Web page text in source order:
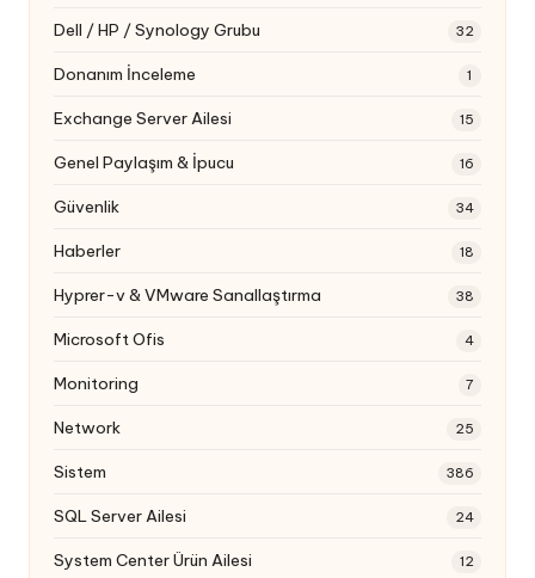
Dell / HP / Synology Grubu 32
Donanım İnceleme 1
Exchange Server Ailesi 15
Genel Paylaşım & İpucu 16
Güvenlik 34
Haberler 18
Hyprer-v & VMware Sanallaştırma 38
Microsoft Ofis 4
Monitoring 7
Network 25
Sistem 386
SQL Server Ailesi 24
System Center Ürün Ailesi 12